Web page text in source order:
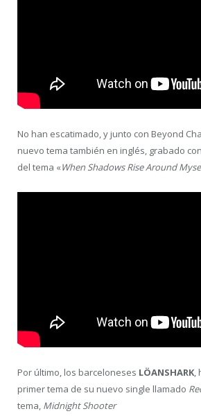
No han escatimado, y junto con Beyond
nuevo tema también en inglés, grabado
del tema «When Shadows Rise Around
Por último, los barceloneses LÖANSHARK,
primer tema de su nuevo single llamado
tema, Midnight Shooter